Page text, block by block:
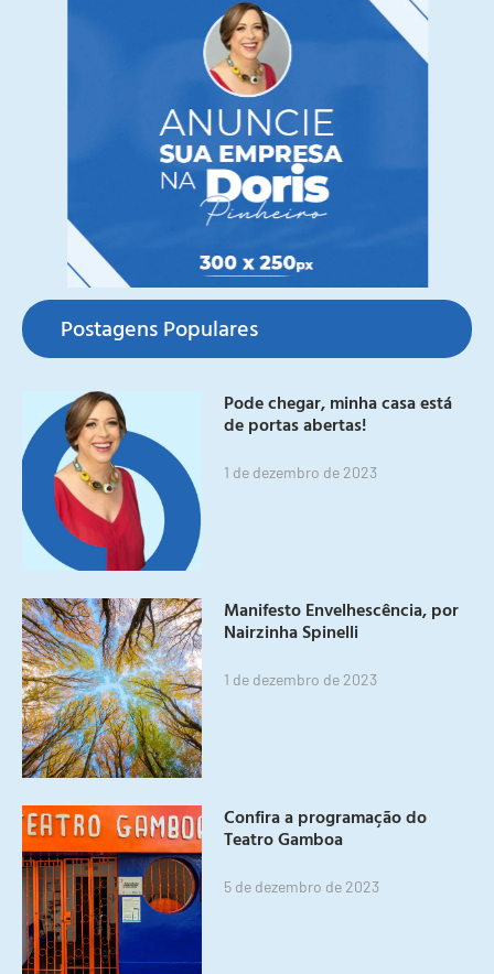
Postagens Populares
Pode chegar, minha casa está
de portas abertas!
1 de dezembro de 2023
Manifesto Envelhescência, por
Nairzinha Spinelli
1 de dezembro de 2023
Confira a programação do
Teatro Gamboa
5 de dezembro de 2023